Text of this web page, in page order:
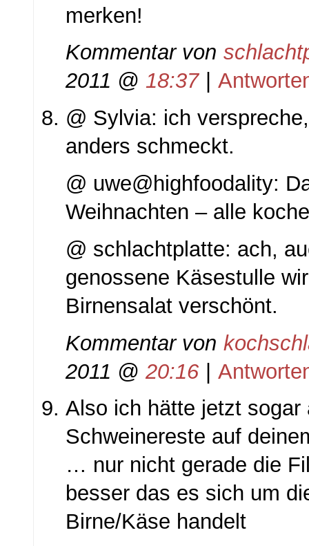
merken!
Kommentar von
2011 @ 18:37
@ Sylvia: ich
anders schmeckt.
@ uwe@highfoodality:
Weihnachten – alle
@ schlachtplatte: ach,
genossene Käsestulle
Birnensalat verschönt.
Kommentar von
2011 @ 20:16 |
Also ich hätte jetzt sogar
Schweinereste auf
… nur nicht gerade die
besser das es sich um
Birne/Käse handelt